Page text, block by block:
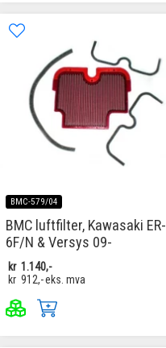
BMC-579/04
BMC luftfilter, Kawasaki ER-
6F/N & Versys 09-
kr 1.140,-
kr 912,-eks. mva